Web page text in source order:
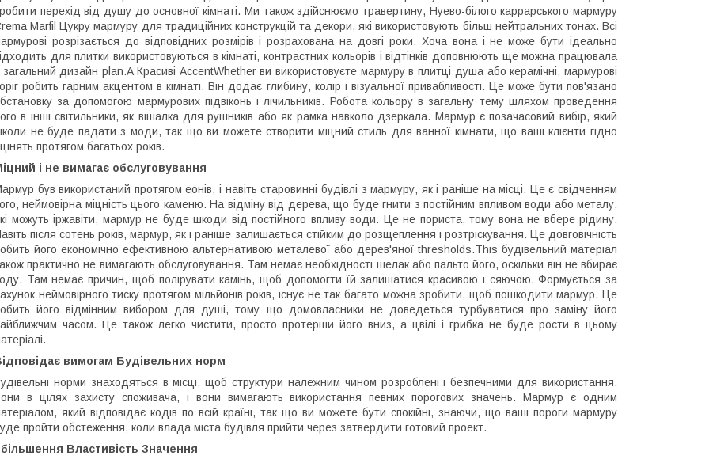
перехід від душу до основної кімнаті. Ми також здійснюємо травертину, Нуево-білого каррарського мармуру
Marfil Цукру мармуру для традиційних конструкцій та декори, які використовують більш нейтральних тонах. Всі
розрізається до відповідних розмірів і розрахована на довгі роки. Хоча вона і не може бути ідеально
для плитки використовуються в кімнаті, контрастних кольорів і відтінків доповнюють ще можна працювала
загальний дизайн plan.A Красиві AccentWhether ви використовуєте мармуру в плитці душа або керамічні, мармурові
робить гарним акцентом в кімнаті. Він додає глибину, колір і візуальної привабливості. Це може бути пов'язано
за допомогою мармурових підвіконь і лічильників. Робота кольору в загальну тему шляхом проведення
в інші світильники, як вішалка для рушників або як рамка навколо дзеркала. Мармур є позачасовий вибір, який
не буде падати з моди, так що ви можете створити міцний стиль для ванної кімнати, що ваші клієнти гідно
протягом багатьох років.
і не вимагає обслуговування
був використаний протягом еонів, і навіть старовинні будівлі з мармуру, як і раніше на місці. Це є свідченням
неймовірна міцність цього каменю. На відміну від дерева, що буде гнити з постійним впливом води або металу,
можуть іржавіти, мармур не буде шкоди від постійного впливу води. Це не пориста, тому вона не вбере рідину.
після сотень років, мармур, як і раніше залишається стійким до розщеплення і розтріскування. Це довговічність
його економічно ефективною альтернативою металевої або дерев'яної thresholds.This будівельний матеріал
практично не вимагають обслуговування. Там немає необхідності шелак або пальто його, оскільки він не вбирає
Там немає причин, щоб полірувати камінь, щоб допомогти їй залишатися красивою і сяючою. Формується за
неймовірного тиску протягом мільйонів років, існує не так багато можна зробити, щоб пошкодити мармур. Це
його відмінним вибором для душі, тому що домовласники не доведеться турбуватися про заміну його
часом. Це також легко чистити, просто протерши його вниз, а цвілі і грибка не буде рости в цьому
вимогам Будівельних норм
норми знаходяться в місці, щоб структури належним чином розроблені і безпечними для використання.
в цілях захисту споживача, і вони вимагають використання певних порогових значень. Мармур є одним
який відповідає кодів по всій країні, так що ви можете бути спокійні, знаючи, що ваші пороги мармуру
пройти обстеження, коли влада міста будівля прийти через затвердити готовий проект.
Властивість Значення